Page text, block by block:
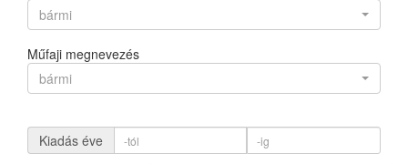
bármi
Műfaji megnevezés
bármi
Kiadás éve